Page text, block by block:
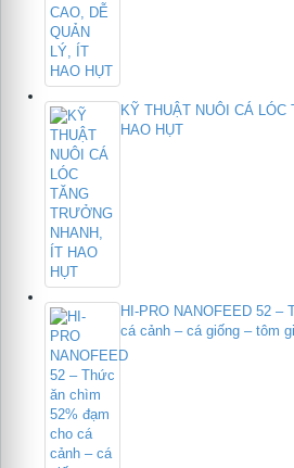
KỸ THUẬT NUÔI CÁ
HAO HỤT
HI-PRO NANOFEED 52 –
cá cảnh – cá giống – tôm